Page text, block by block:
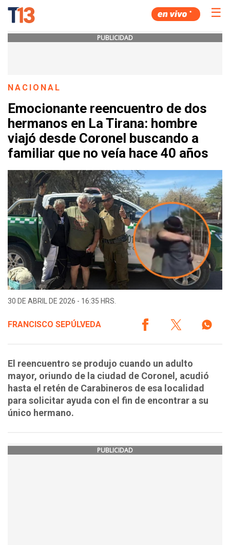
☰
PUBLICIDAD
NACIONAL
Emocionante reencuentro de dos
hermanos en La Tirana: hombre
viajó desde Coronel buscando a
familiar que no veía hace 40 años
30 DE ABRIL DE 2026 - 16:35 HRS.
FRANCISCO SEPÚLVEDA
El reencuentro se produjo cuando un adulto
mayor, oriundo de la ciudad de Coronel, acudió
hasta el retén de Carabineros de esa localidad
para solicitar ayuda con el fin de encontrar a su
único hermano.
PUBLICIDAD